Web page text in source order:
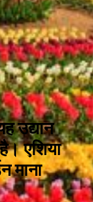
उद्यान
एशिया
माना